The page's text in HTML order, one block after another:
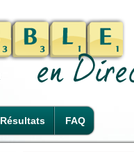
Résultats FAQ